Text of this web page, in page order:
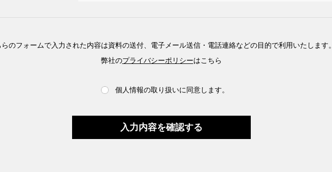
らのフォームで入力された内容は資料の送付、電子メール送信・電話連絡などの目的で利用いたします。
弊社のプライバシーポリシーはこちら
個人情報の取り扱いに同意します。